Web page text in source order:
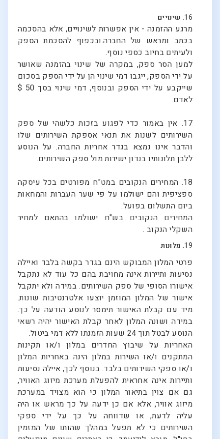
16. שינויים
מרגע ההזמנה - אין אפשרות לשינויים, אלא בהסכמה
בכתב ומראש של החברה.ובכפוף להסכמת הספק
ולעיתים בחיוב כספי נוסף.
למען הסר ספק, במקרה של שינוי בהזמנה שאושר
על ידי הספק, ייגבו דמי שינוי הן על ידי הספק בסכום
שייקבע על ידי הספק ובנוסף, דמי שינוי בסך 50 $
לאדם.
17. אין באמור כדי לפגוע בזכות כלשהי של ספק
השירותים לשנות את תנאי אספקת השירותים שלו
והדבר אינו נמצא בגדר אחריות החברה. על הנוסע
ללבן תלונותיו בנדון ישירות מול ספק השירותים.
18. המחירים הנקובים במט"ח מפורטים בכל עיסקה
ספציפית והם ישולמו על פי שער העברות והמחאות
ביום התשלום בפועל.
המחירים הנקובים בש"ח ישולמו בהתאם למחיר
השקלי הנקוב .
19. מלונות
פרטי המלון המבוקש הינם בגדר בקשה בלבד ואיילה
נסיעות ותיירות אינה מחויבת בהם כל עוד לא נתקבל
אישורו הסופי של ספק השירותים. במידה ולא יתקבל
אישור של המלון המוזמן יוצעו אלטרנטיבות שונות.
מיד עם קבלת האישור תימסר לנוסע הודעה על כך.
במידה ושונה המלון לאחר קבלת האישור יהיה רשאי
הנוסע לבטל תוך 24 שעות הזמנתו ללא דמי ביטול.
האחריות על שיבוץ החדרים במלון ו/או תקינות
המתקנים ו/או השירות במלון הינה באחריות המלון
ו/או ספקי השירותים בלבד. בנוסף לכך, איילה נסיעות
ותיירות אינה אחראית להפעלת מערכת מיזוג האוויר,
גם אם צוין בתיאור המלון כי הוא מצויד במערכת
מיזוג אוויר, אלא אם כן ידעה על כך מראש או היה
עליה לדעת, או שדווחה על כך על ידי ספקי
השירותים כי לא תפעל במהלך שהותו של המזמין